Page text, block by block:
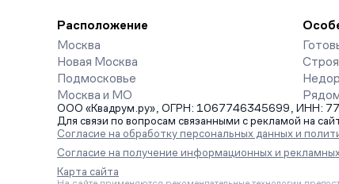
Расположение
Москва
Новая Москва
Подмосковье
Москва и МО
ООО «Квадрум.ру», ОГРН: 1067746345699, ИНН:
Для связи по вопросам связанными с рекламой на
Согласие на обработку персональных данных и
Согласие на получение информационных и
Карта сайта